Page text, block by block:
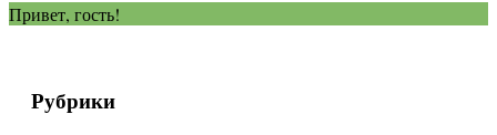
Привет, гость!
Рубрики